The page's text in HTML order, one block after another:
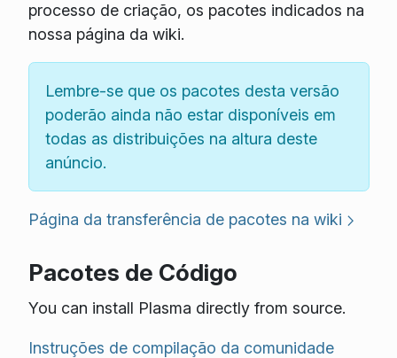
processo de criação, os pacotes indicados na
nossa página da wiki.
Lembre-se que os pacotes desta versão
poderão ainda não estar disponíveis em
todas as distribuições na altura deste
anúncio.
Página da transferência de pacotes na wiki
Pacotes de Código
You can install Plasma directly from source.
Instruções de compilação da comunidade